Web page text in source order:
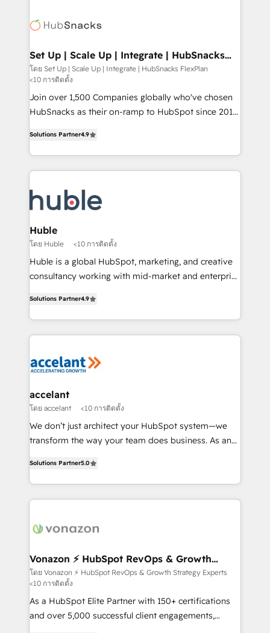
HubSpot COS Performance Award 🏆2014 HubSpot
COS Design Award 🏆2013 HubSpot Marketplace
Partner 📆Founded in 1997
HubSpot development: websites, custom modules,
marketing, advertising, campaigns, content and
design We connect people, data and technology to
improve customer experiences. With our bright
people, exciting ideas and can-do mentality, we
ensure revenue growth on a daily basis. So tell us
team of 100+ experts is ready for you! Driving digital
growth | www.brightdigital.com
Set Up | Scale Up | Integrate | HubSnacks
FlexPlan
โดย Set Up | Scale Up | Integrate | HubSnacks FlexPlan
<10 การติดตั้ง
Join over 1,500 Companies globally who've chosen
HubSnacks as their on-ramp to HubSpot since 2014
1️⃣ Set Up | Onboarding New or Check-fixing existing
HubSpot portals 2️⃣ Scale Up | 100% HubSpot Task
Execution... Global 24/7 ... All Experts 3️⃣ Integrate |
Slash months from your API Integration project... ⬅️
Click "Contact Business" ⬅️ to access 150+ Kickstart
Integration templates that put HubSpot in the center
of your tech stack, syncing... 🛍️ Shopify or
WooCommerce 💲 Stripe or Paypal 💰 Sage or
Netsuite 🤖 Google or Microsoft ✍️ DocuSign or
the rare Advanced "Custom Integrations"
Accreditation, securely sync data across... 🔄 any
new HubSpot portal with Advanced Website and
CRM Migrations using our in-house "HubScrub" Tool.
Solutions Partner4.9
Huble
โดย Huble <10 การติดตั้ง
Huble is a global HubSpot, marketing, and creative
consultancy working with mid-market and enterprise
the strategy, processes, and teams that turn
HubSpot into a genuine growth engine. Named
HubSpot's Global Partner of the Year in 2024,
worldwide, and with over 15 years in the ecosystem,
One company, one operating model, delivering
across offices and consulting teams in the UK, USA,
Canada, Germany, France, Belgium, Singapore, and
South Africa. Certified compliant with ISO/IEC
international offices and 175+ employees.
Solutions Partner4.9
accelant
โดย accelant <10 การติดตั้ง
We don’t just architect your HubSpot system—we
transform the way your team does business. As an
creating tailored, end-to-end CRM solutions that
accelerate growth, improve operational efficiency,
and ensure faster time to value on HubSpot. What
day one, our team takes the time to deeply
strategies that deliver impactful results. Our mission
is to empower you to unlock HubSpot’s full potential
—faster. Through expert training, unmatched
responsiveness, and ongoing support, we equip
your team to adopt new systems with confidence
Solutions Partner5.0
Vonazon ⚡ HubSpot RevOps & Growth
Strategy Experts
โดย Vonazon ⚡ HubSpot RevOps & Growth Strategy Experts
<10 การติดตั้ง
As a HubSpot Elite Partner with 150+ certifications
and over 5,000 successful client engagements,